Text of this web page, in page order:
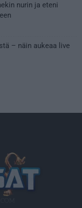
nurin ja eteni
– näin aukeaa live